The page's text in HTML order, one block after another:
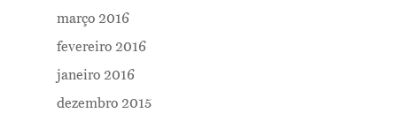
março 2016
fevereiro 2016
janeiro 2016
dezembro 2015